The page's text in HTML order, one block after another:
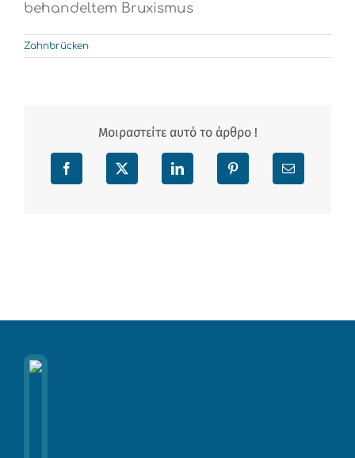
behandeltem Bruxismus
Zahnbrücken
Μοιραστείτε αυτό το άρθρο !
Facebook X LinkedIn Pinterest Email